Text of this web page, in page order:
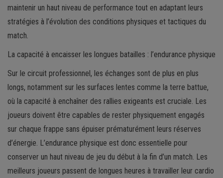
maintenir un haut niveau de performance tout en adaptant leurs
stratégies à l’évolution des conditions physiques et tactiques du
match.
La capacité à encaisser les longues batailles : l’endurance physique
Sur le circuit professionnel, les échanges sont de plus en plus
longs, notamment sur les surfaces lentes comme la terre battue,
où la capacité à enchaîner des rallies exigeants est cruciale. Les
joueurs doivent être capables de rester physiquement engagés
sur chaque frappe sans épuiser prématurément leurs réserves
d’énergie. L’endurance physique est donc essentielle pour
conserver un haut niveau de jeu du début à la fin d’un match. Les
meilleurs joueurs passent de longues heures à travailler leur cardio